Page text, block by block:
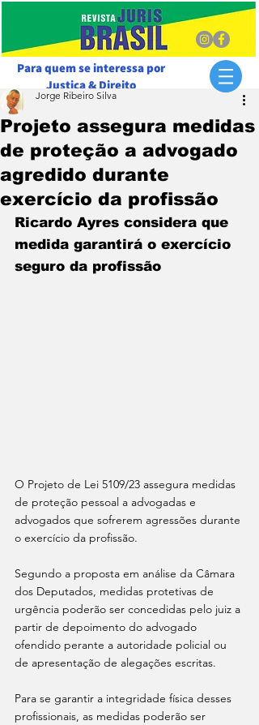
Para quem se interessa por
Justiça & Direito
Projeto assegura medidas
de proteção a advogado
agredido durante
exercício da profissão
Jorge Ribeiro Silva
Ricardo Ayres considera que
medida garantirá o exercício
seguro da profissão
O Projeto de Lei 5109/23 assegura medidas
de proteção pessoal a advogadas e
advogados que sofrerem agressões durante
o exercício da profissão.
Segundo a proposta em análise da Câmara
dos Deputados, medidas protetivas de
urgência poderão ser concedidas pelo juiz a
partir de depoimento do advogado
ofendido perante a autoridade policial ou
de apresentação de alegações escritas.
Para se garantir a integridade física desses
profissionais, as medidas poderão ser